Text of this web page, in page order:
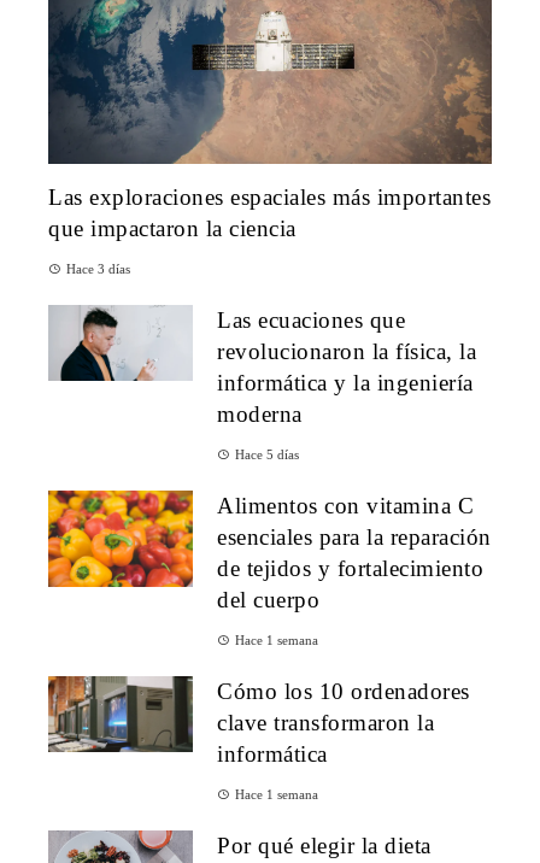
Las exploraciones espaciales más importantes
que impactaron la ciencia
Hace 3 días
Las ecuaciones que
revolucionaron la física, la
informática y la ingeniería
moderna
Hace 5 días
Alimentos con vitamina C
esenciales para la reparación
de tejidos y fortalecimiento
del cuerpo
Hace 1 semana
Cómo los 10 ordenadores
clave transformaron la
informática
Hace 1 semana
Por qué elegir la dieta